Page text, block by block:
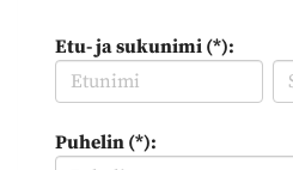
Etu- ja sukunimi (*):
Puhelin (*):